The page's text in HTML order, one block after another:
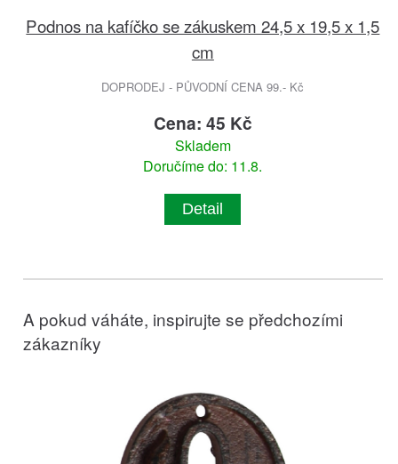
Podnos na kafíčko se zákuskem 24,5 x 19,5 x 1,5
cm
DOPRODEJ - PŮVODNÍ CENA 99.- Kč
Cena: 45 Kč
Skladem
Doručíme do: 11.8.
Detail
A pokud váháte, inspirujte se předchozími
zákazníky